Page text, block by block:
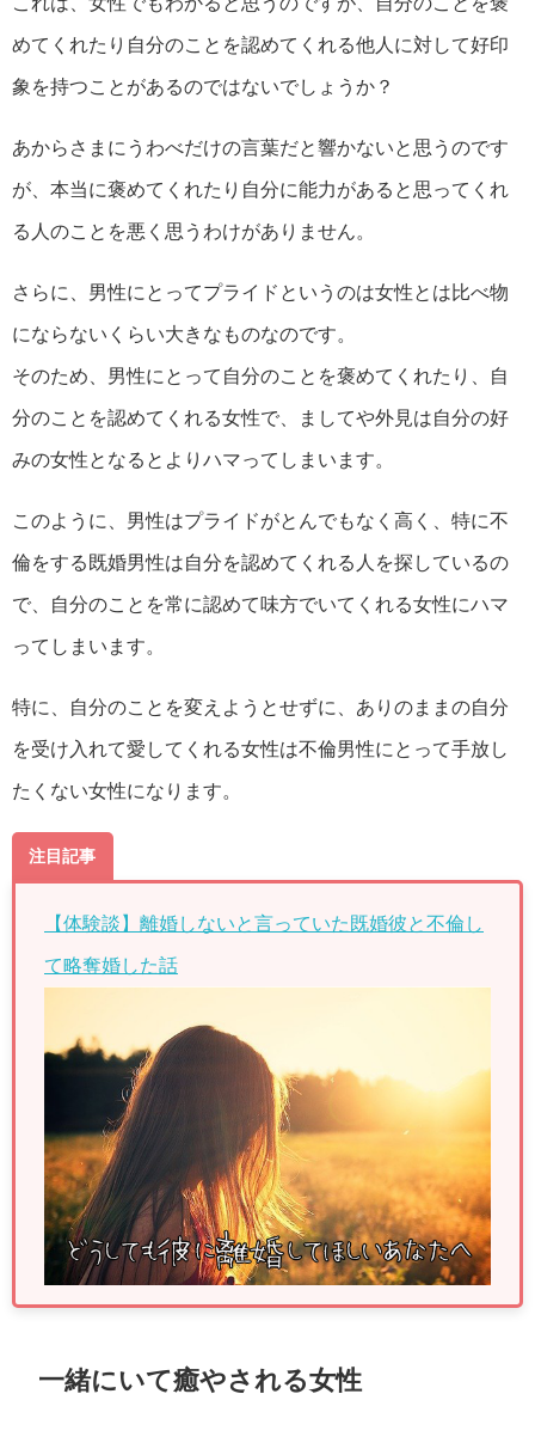
めてくれたり自分のことを認めてくれる他人に対して好印
象を持つことがあるのではないでしょうか？
あからさまにうわべだけの言葉だと響かないと思うのです
が、本当に褒めてくれたり自分に能力があると思ってくれ
る人のことを悪く思うわけがありません。
さらに、男性にとってプライドというのは女性とは比べ物
にならないくらい大きなものなのです。
そのため、男性にとって自分のことを褒めてくれたり、自
分のことを認めてくれる女性で、ましてや外見は自分の好
みの女性となるとよりハマってしまいます。
このように、男性はプライドがとんでもなく高く、特に不
倫をする既婚男性は自分を認めてくれる人を探しているの
で、自分のことを常に認めて味方でいてくれる女性にハマ
ってしまいます。
特に、自分のことを変えようとせずに、ありのままの自分
を受け入れて愛してくれる女性は不倫男性にとって手放し
たくない女性になります。
注目記事
【体験談】離婚しないと言っていた既婚彼と不倫し
て略奪婚した話
一緒にいて癒やされる女性